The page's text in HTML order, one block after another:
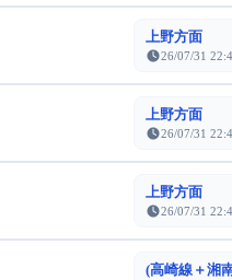
上野方面
26/07/31
上野方面
26/07/31
上野方面
26/07/31
(高崎線＋湘